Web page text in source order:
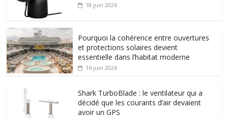
18 juin 2026
Pourquoi la cohérence entre ouvertures
et protections solaires devient
essentielle dans l’habitat moderne
16 juin 2026
Shark TurboBlade : le ventilateur qui a
décidé que les courants d’air devaient
avoir un GPS